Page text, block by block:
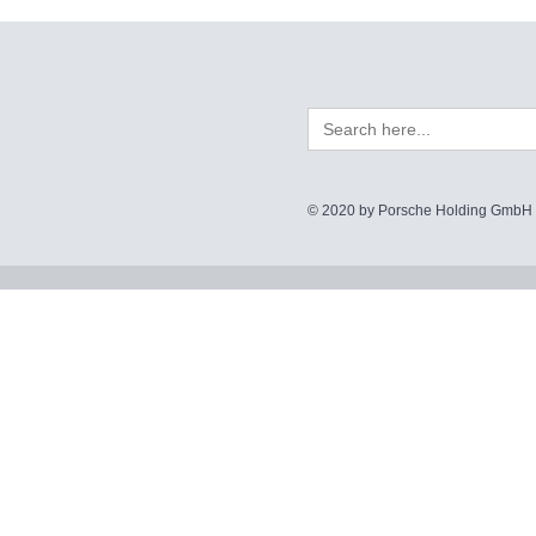
Search
for:
© 2020 by Porsche Holding GmbH